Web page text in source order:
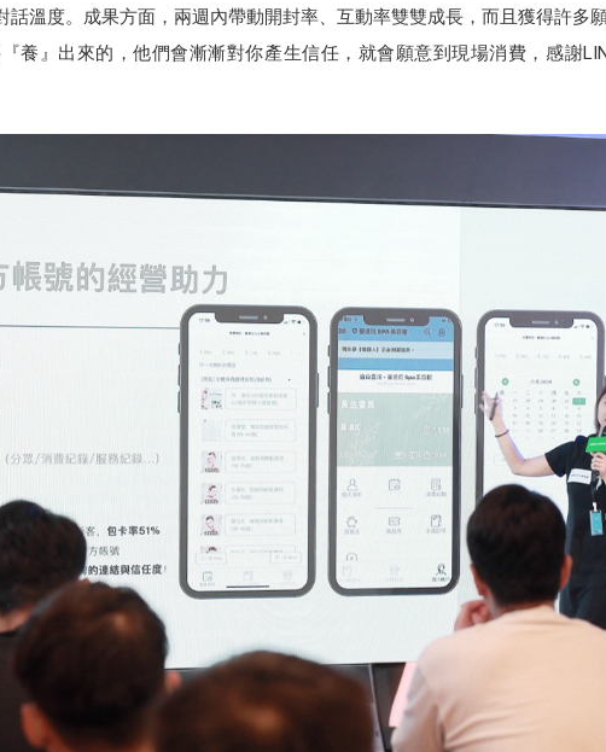
話溫度。成果方面，兩週內帶動開封率、互動率雙雙成長，而且獲得許多
養』出來的，他們會漸漸對你產生信任，就會願意到現場消費，感謝